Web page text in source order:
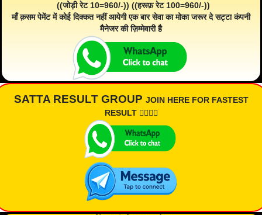
((जोड़ी रेट 10=960/-)) ((हरूफ़ रेट 100=960/-))
माँ क़सम पेमेंट में कोई दिक्कत नहीं आयेगी एक बार सेवा का मोका जरूर दे सट्टा कंपनी
मैनेजर की ज़िम्मेवारी है
SATTA RESULT GROUP JOIN HERE FOR FASTEST
RESULT 👇🏾👇🏾